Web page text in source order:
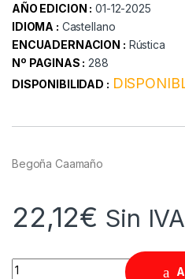
AÑO EDICION : 01-12-2025
IDIOMA : Castellano
ENCUADERNACION : Rústica
Nº PAGINAS : 288
DISPONIBILIDAD :
Begoña Caamaño
22,12€ Sin IVA
Quantity